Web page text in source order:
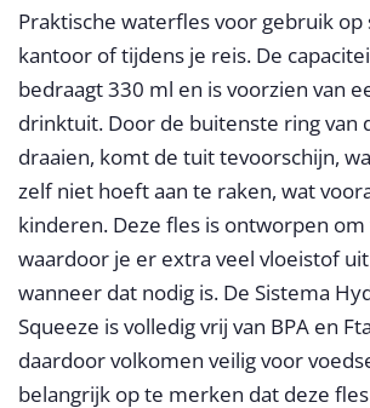
Praktische waterfles voor gebruik op
kantoor of tijdens je reis. De
bedraagt 330 ml en is voorzien van
drinktuit. Door de buitenste ring van
draaien, komt de tuit tevoorschijn,
zelf niet hoeft aan te raken, wat
kinderen. Deze fles is ontworpen
waardoor je er extra veel vloeistof
wanneer dat nodig is. De Sistema
Squeeze is volledig vrij van BPA en
daardoor volkomen veilig voor
belangrijk op te merken dat deze